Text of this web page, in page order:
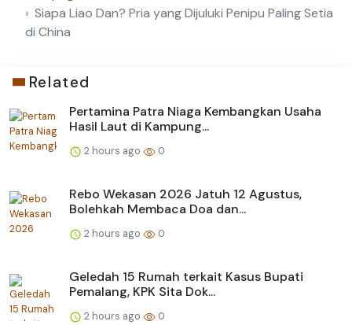
Siapa Liao Dan? Pria yang Dijuluki Penipu Paling Setia
di China
Related
Pertamina Patra Niaga Kembangkan Usaha
Hasil Laut di Kampung...
2 hours ago 0
Rebo Wekasan 2026 Jatuh 12 Agustus,
Bolehkah Membaca Doa dan...
2 hours ago 0
Geledah 15 Rumah terkait Kasus Bupati
Pemalang, KPK Sita Dok...
2 hours ago 0